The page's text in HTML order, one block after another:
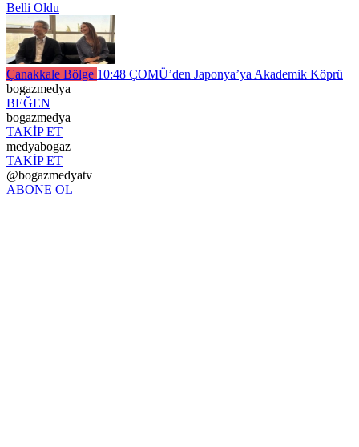
Belli Oldu
Çanakkale Bölge 10:48 ÇOMÜ’den Japonya’ya Akademik Köprü
bogazmedya
BEĞEN
bogazmedya
TAKİP ET
medyabogaz
TAKİP ET
@bogazmedyatv
ABONE OL